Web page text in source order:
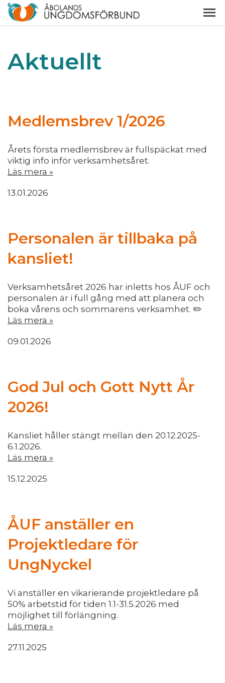
Aktuellt
Medlemsbrev 1/2026
Årets första medlemsbrev är fullspäckat med
viktig info inför verksamhetsåret.
Läs mera »
13.01.2026
Personalen är tillbaka på
kansliet!
Verksamhetsåret 2026 har inletts hos ÅUF och
personalen är i full gång med att planera och
boka vårens och sommarens verksamhet. ✏️
Läs mera »
09.01.2026
God Jul och Gott Nytt År
2026!
Kansliet håller stängt mellan den 20.12.2025-
6.1.2026.
Läs mera »
15.12.2025
ÅUF anställer en
Projektledare för
UngNyckel
Vi anställer en vikarierande projektledare på
50% arbetstid för tiden 1.1-31.5.2026 med
möjlighet till förlängning.
Läs mera »
27.11.2025